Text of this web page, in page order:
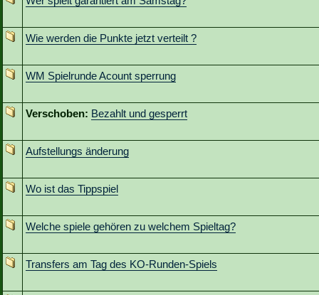
Wie werden die Punkte jetzt verteilt ?
WM Spielrunde Acount sperrung
Verschoben: Bezahlt und gesperrt
Aufstellungs änderung
Wo ist das Tippspiel
Welche spiele gehören zu welchem Spieltag?
Transfers am Tag des KO-Runden-Spiels